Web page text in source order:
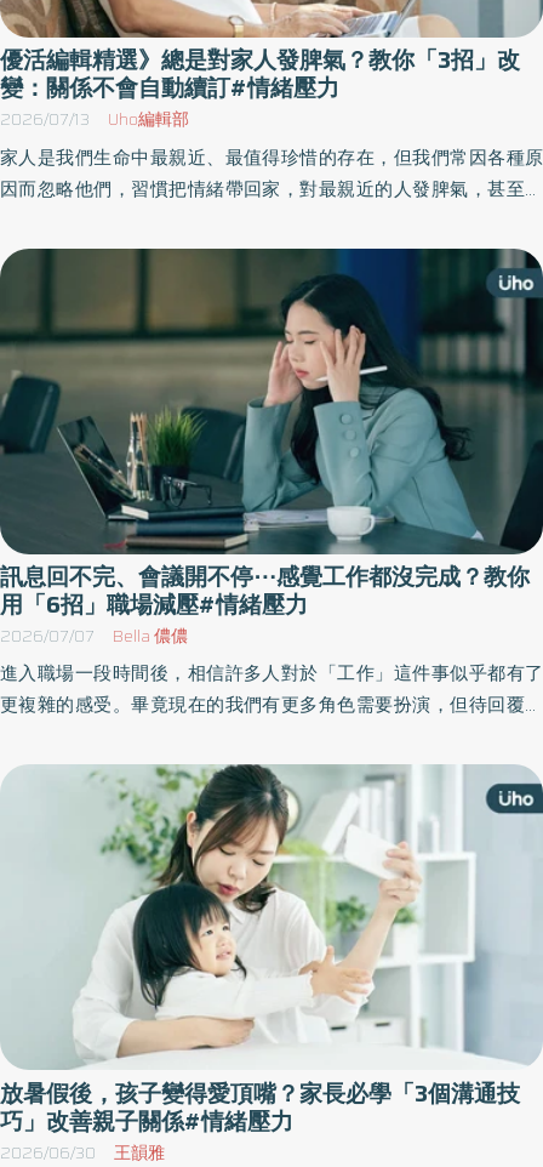
優活編輯精選》總是對家人發脾氣？教你「3招」改
變：關係不會自動續訂#情緒壓力
2026/07/13 Uho編輯部
家人是我們生命中最親近、最值得珍惜的存在，但我們常因各種原
因而忽略他們，習慣把情緒帶回家，對最親近的人發脾氣，甚至很
間大幅減少，因此更應該珍惜彼此相處的時光。《優活健康網》整
理幾個增進家庭關係的小祕訣，建議可以從說謝謝、對不起開始。
訊息回不完、會議開不停⋯感覺工作都沒完成？教你
用「6招」職場減壓#情緒壓力
2026/07/07 Bella 儂儂
進入職場一段時間後，相信許多人對於「工作」這件事似乎都有了
更複雜的感受。畢竟現在的我們有更多角色需要扮演，但待回覆的
們切換模式就急忙更新。工作本身其實不累，但日復一日的高壓與
情緒消耗卻很難讓人不感到疲憊。《優活健康網》特選此篇，教你
用6招找回工作好心情。
放暑假後，孩子變得愛頂嘴？家長必學「3個溝通技
巧」改善親子關係#情緒壓力
2026/06/30 王韻雅